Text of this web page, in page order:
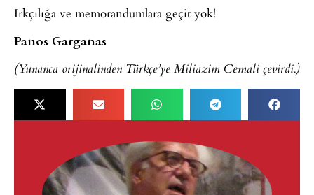
Irkçılığa ve memorandumlara geçit yok!
Panos Garganas
(Yunanca orijinalinden Türkçe’ye Miliazim Cemali çevirdi.)